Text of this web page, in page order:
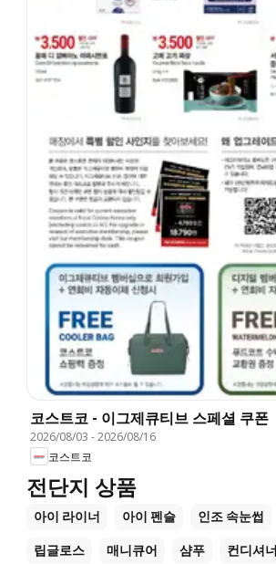
코스트코 - 이그제큐티브 스페셜 쿠폰
2026/08/03 -2026/08/16
코스트코
전단지 상품
아이 라이너 아이 펜슬 인조 속눈썹
립글로스 매니큐어 샴푸 컨디셔너